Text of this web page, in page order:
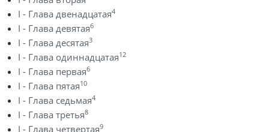
I - Глава двенадцатая4
I - Глава девятая6
I - Глава десятая3
I - Глава одиннадцатая12
I - Глава первая6
I - Глава пятая10
I - Глава седьмая4
I - Глава третья8
I - Глава четвертая9